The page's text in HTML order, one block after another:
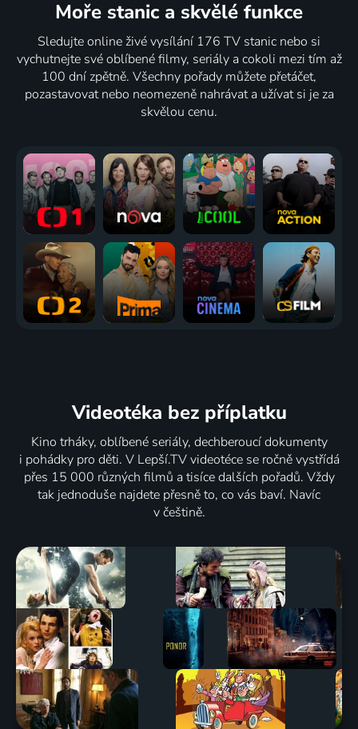
Moře stanic a skvělé funkce
Sledujte online živé vysílání 176 TV stanic nebo si
vychutnejte své oblíbené filmy, seriály a cokoli mezi tím až
100 dní zpětně. Všechny pořady můžete přetáčet,
pozastavovat nebo neomezeně nahrávat a užívat si je za
skvělou cenu.
Videotéka bez příplatku
Kino trháky, oblíbené seriály, dechberoucí dokumenty
i pohádky pro děti. V Lepší.TV videotéce se ročně vystřídá
přes 15 000 různých filmů a tisíce dalších pořadů. Vždy
tak jednoduše najdete přesně to, co vás baví. Navíc
v češtině.